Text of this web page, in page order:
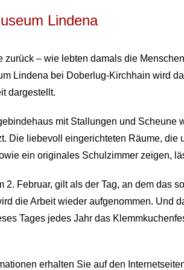
Lindena
zurück – wie lebten damals die
Lindena bei Doberlug-Kirchhain wird
dargestellt.
mit Stallungen und Scheune
Die liebevoll eingerichteten Räume, die
ein originales Schulzimmer zeigen,
2. Februar, gilt als der Tag, an dem das
die Arbeit wieder aufgenommen. Und
Tages jedes Jahr das
erhalten Sie auf den